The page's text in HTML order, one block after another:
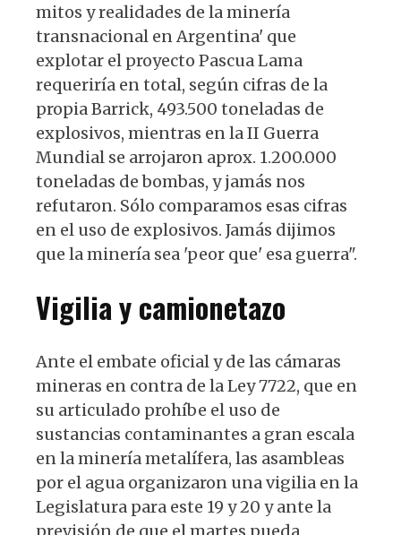
mitos y realidades de la minería
transnacional en Argentina' que
explotar el proyecto Pascua Lama
requeriría en total, según cifras de la
propia Barrick, 493.500 toneladas de
explosivos, mientras en la II Guerra
Mundial se arrojaron aprox. 1.200.000
toneladas de bombas, y jamás nos
refutaron. Sólo comparamos esas cifras
en el uso de explosivos. Jamás dijimos
que la minería sea 'peor que' esa guerra".
Vigilia y camionetazo
Ante el embate oficial y de las cámaras
mineras en contra de la Ley 7722, que en
su articulado prohíbe el uso de
sustancias contaminantes a gran escala
en la minería metalífera, las asambleas
por el agua organizaron una vigilia en la
Legislatura para este 19 y 20 y ante la